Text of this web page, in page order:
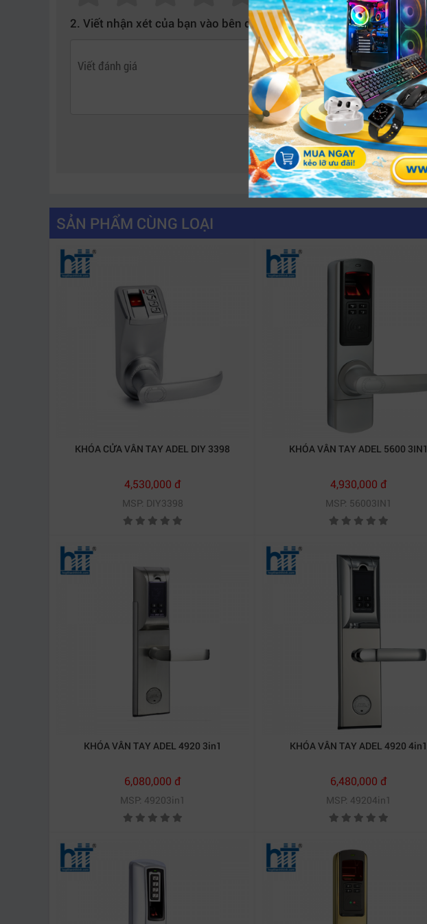
Chế độ ra vào tự do: Nhanh chóng và thuận tiện.
Gồm 5 chốt khóa, an toàn cao.
Chốt khóa an toàn: Đảm bảo sự riêng tư và an toàn.
Báo động: Khi khóa bị nạy phá hoặc cửa chưa được đóng hoàn toàn.
Điện thế hoạt động: Dùng 4 viên pin kiềm AA Alkaline.
Kích thước đố cửa (dày x rộng): ≥ 35mm x 110 mm
2. Viết nhận xét của bạn vào bên dưới:
SẢN PHẨM CÙNG LOẠI
KHÓA CỬA VÂN TAY ADEL DIY 3398
4,530,000 đ
MSP: DIY3398
KHÓA VÂN TAY ADEL 5600 3IN1
4,930,000 đ
MSP: 56003IN1
KHÓA VÂN TAY ADEL 4920 3in1
6,080,000 đ
MSP: 49203in1
KHÓA VÂN TAY ADEL 4920 4in1
6,480,000 đ
MSP: 49204in1